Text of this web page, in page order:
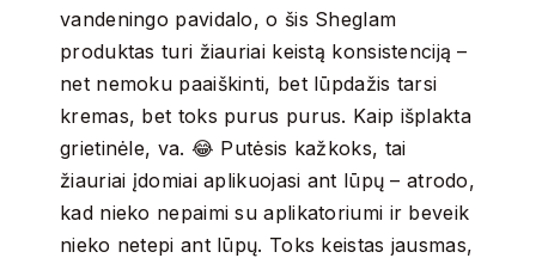
vandeningo pavidalo, o šis Sheglam
produktas turi žiauriai keistą konsistenciją –
net nemoku paaiškinti, bet lūpdažis tarsi
kremas, bet toks purus purus. Kaip išplakta
grietinėle, va. 😂 Putėsis kažkoks, tai
žiauriai įdomiai aplikuojasi ant lūpų – atrodo,
kad nieko nepaimi su aplikatoriumi ir beveik
nieko netepi ant lūpų. Toks keistas jausmas,